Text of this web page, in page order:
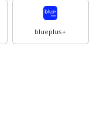
blueplus+